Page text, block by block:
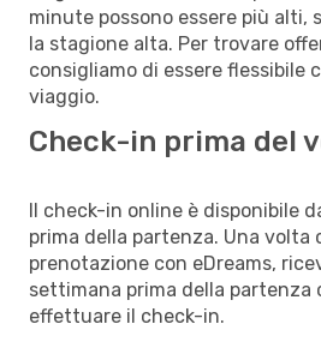
minute possono essere più
la stagione alta. Per trovare
consigliamo di essere flessibile
viaggio.
Check-in prima del
Il check-in online è disponibile
prima della partenza. Una volta
prenotazione con eDreams,
settimana prima della partenza
effettuare il check-in.